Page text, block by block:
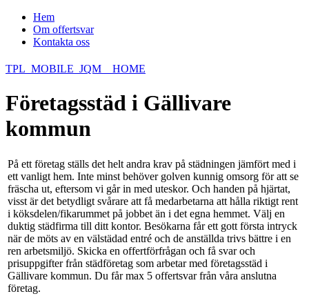
Hem
Om offertsvar
Kontakta oss
TPL_MOBILE_JQM__HOME
Företagsstäd i Gällivare
kommun
På ett företag ställs det helt andra krav på städningen jämfört med i
ett vanligt hem. Inte minst behöver golven kunnig omsorg för att se
fräscha ut, eftersom vi går in med uteskor. Och handen på hjärtat,
visst är det betydligt svårare att få medarbetarna att hålla riktigt rent
i köksdelen/fikarummet på jobbet än i det egna hemmet. Välj en
duktig städfirma till ditt kontor. Besökarna får ett gott första intryck
när de möts av en välstädad entré och de anställda trivs bättre i en
ren arbetsmiljö. Skicka en offertförfrågan och få svar och
prisuppgifter från städföretag som arbetar med företagsstäd i
Gällivare kommun. Du får max 5 offertsvar från våra anslutna
företag.